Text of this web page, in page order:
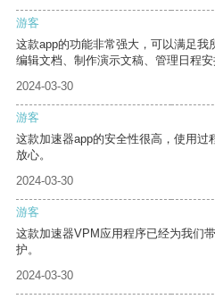
游客
这款app的功能非常强大，可以满足
编辑文档、制作演示文稿、管理日程安
2024-03-30
游客
这款加速器app的安全性很高，使用过
放心。
2024-03-30
游客
这款加速器VPM应用程序已经为我们
护。
2024-03-30